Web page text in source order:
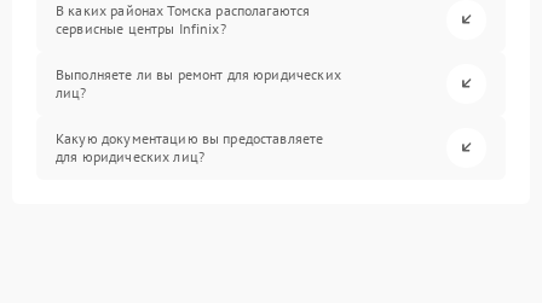
В каких районах Томска располагаются
сервисные центры Infinix?
Выполняете ли вы ремонт для юридических
лиц?
Какую документацию вы предоставляете
для юридических лиц?